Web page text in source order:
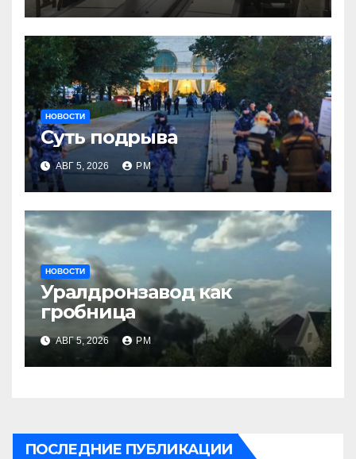
НОВОСТИ
Суть подрыва
АВГ 5, 2026 РМ
НОВОСТИ
Уралдронзавод как
гробница
АВГ 5, 2026 РМ
ПОСЛЕДНИЕ ПУБЛИКАЦИИ